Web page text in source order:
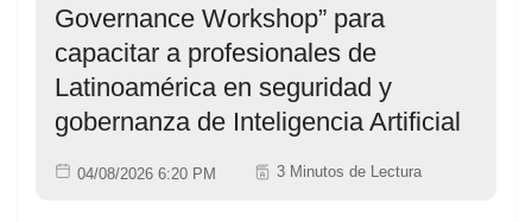
Governance Workshop” para
capacitar a profesionales de
Latinoamérica en seguridad y
gobernanza de Inteligencia Artificial
04/08/2026 6:20 PM 3 Minutos de Lectura